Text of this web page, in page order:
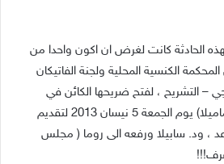
الحادثة كانت لغرض ان اكون واحدا من
المحكمة الكنسية المحلية ولجنة الفاتيكان
– التشريح ، لفتح ضريحها الكائن في
كنيسة راهبات الوردية ( ماميلا) يوم الجمعة 5 نيسان 2013 لتقديم
، ود. سابيلا ورفعه الى روما ( مجلس